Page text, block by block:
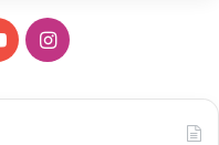
YouTubeInstagram